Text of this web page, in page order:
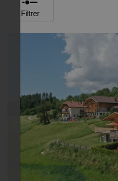
Filtrer